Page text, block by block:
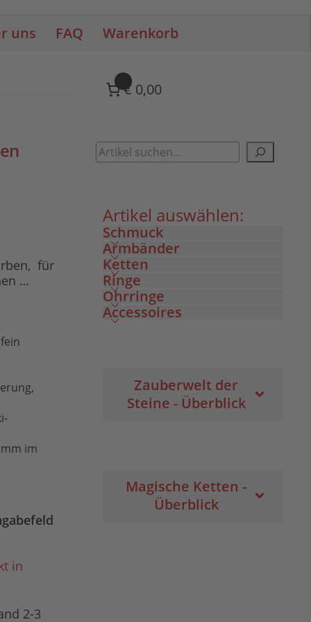
uns FAQ Warenkorb
für
…
im
in
2-3
€ 0,00
Artikel auswählen:
Schmuck
Armbänder
Ketten
Ringe
Ohrringe
Accessoires
Zauberwelt der
Steine - Überblick
Magische Ketten -
Überblick